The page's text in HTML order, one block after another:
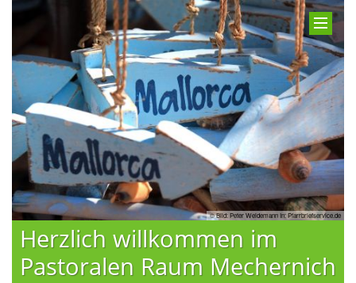
© Bild: Peter Weidemann In: Pfarrbriefservice.de
Herzlich willkommen im
Pastoralen Raum Mechernich